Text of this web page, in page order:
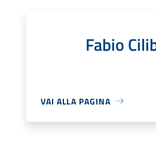
Fabio
VAI ALLA PAGINA